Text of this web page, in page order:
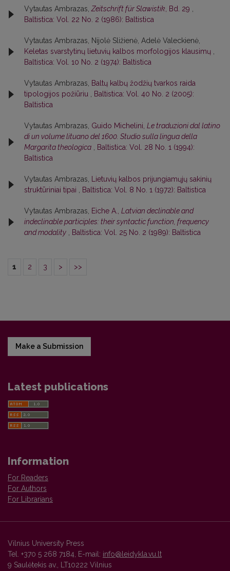
Vytautas Ambrazas, Zeitschrift für Slawistik , Bd. 29
Baltistica: Vol. 22 No. 2 (1986): Baltistica
Vytautas Ambrazas, Nijolė Sližienė, Adelė Valeckienė,
Keletas svarstytinų lietuvių kalbos morfologijos klausimų
Baltistica: Vol. 10 No. 2 (1974): Baltistica
Vytautas Ambrazas,
Baltų kalbų žodžių tvarkos raida
tipologijos požiūriu
Baltistica: Vol. 40 No. 2 (2005):
Baltistica
Vytautas Ambrazas, Guido Michelini, Le traduzioni dal latino
di un volume lituano del 1600. Studio sulla lingua della
Margarita theologica
Baltistica: Vol. 28 No. 1 (1994):
Baltistica
Vytautas Ambrazas,
Lietuvių kalbos prijungiamųjų sakinių
struktūriniai tipai
Baltistica: Vol. 8 No. 1 (1972): Baltistica
Vytautas Ambrazas, Eiche A., Latvian declinable and
indeclinable participles: their syntactic function, frequency
and modality
Baltistica: Vol. 25 No. 2 (1989): Baltistica
1 2 3 > >>
Make a Submission
Latest publications
Information
For Readers
For Authors
For Librarians
Vilnius University Press
Tel. +370 5 268 7184, E-mail: info@leidykla.vu.lt
9 Saulėtekis av., LT10222 Vilnius